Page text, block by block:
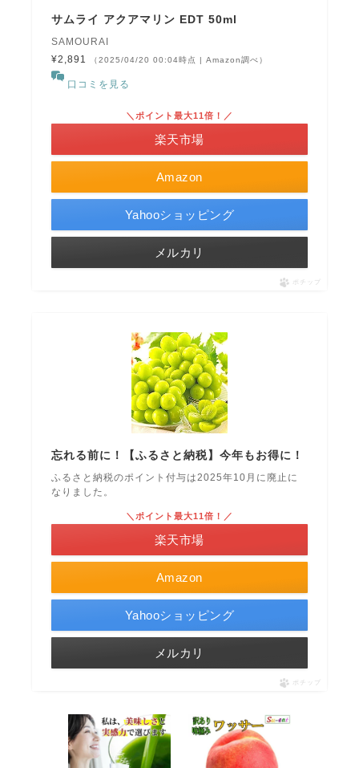
サムライ アクアマリン EDT 50ml
SAMOURAI
¥2,891
（2025/04/20 00:04時点 | Amazon調べ）
口コミを見る
Amazon
＼ポイント最大11倍！／
楽天市場
Yahooショッピング
メルカリ
ポチップ
忘れる前に！【ふるさと納税】今年もお得に！
ふるさと納税のポイント付与は2025年10月に廃止に
なりました。
Amazon
＼ポイント最大11倍！／
楽天市場
Yahooショッピング
メルカリ
ポチップ